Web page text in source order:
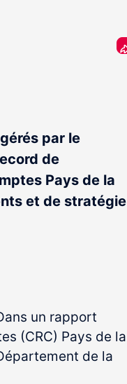
par le
de
Pays de la
et de stratégie
un rapport
(CRC) Pays de la
de la